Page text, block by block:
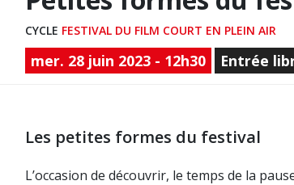
CYCLE FESTIVAL DU FILM COURT EN PLEIN AIR
mer. 28 juin 2023 - 12h30 Entrée
Les petites formes du festival
L’occasion de découvrir, le temps de la